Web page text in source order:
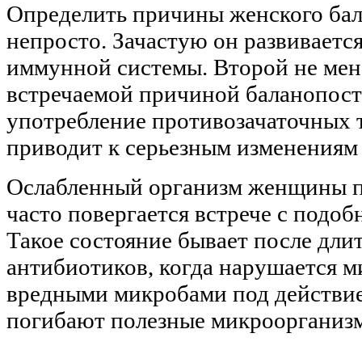
Определить причины женского
непросто. Зачастую он
иммунной системы. Второй не
встречаемой причиной
употребление противозачаточных
приводит к серьезным
Ослабленный организм женщины
часто повергается встрече с
Такое состояние бывает после
антибиотиков, когда нарушается
вредными микробами под
погибают полезные